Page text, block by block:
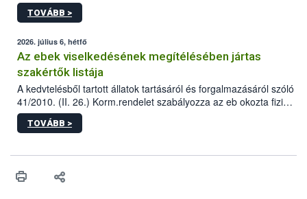
állomás a Kis Rókus utca 15. szám alatti, Czigler Győző által
tervezett új épületébe.
TOVÁBB >
2026. július 6, hétfő
Az ebek viselkedésének megítélésében jártas
szakértők listája
A kedvtelésből tartott állatok tartásáról és forgalmazásáról szóló
41/2010. (II. 26.) Korm.rendelet szabályozza az eb okozta fizikai
sérülés, illetve ennek veszélye keletkezésekor felmerülő
hatósági feladatokat, valamint a veszélyes eb tartását és annak
vonni az ebek viselkedésének megítélésében jártas szakértőt.
TOVÁBB >